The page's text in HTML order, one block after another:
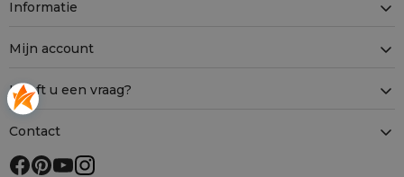
Informatie
Mijn account
Heeft u een vraag?
Contact